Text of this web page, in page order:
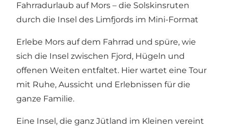
Fahrradurlaub auf Mors – die Solskinsruten
durch die Insel des Limfjords im Mini-Format
Erlebe Mors auf dem Fahrrad und spüre, wie
sich die Insel zwischen Fjord, Hügeln und
offenen Weiten entfaltet. Hier wartet eine Tour
mit Ruhe, Aussicht und Erlebnissen für die
ganze Familie.
Eine Insel, die ganz Jütland im Kleinen vereint